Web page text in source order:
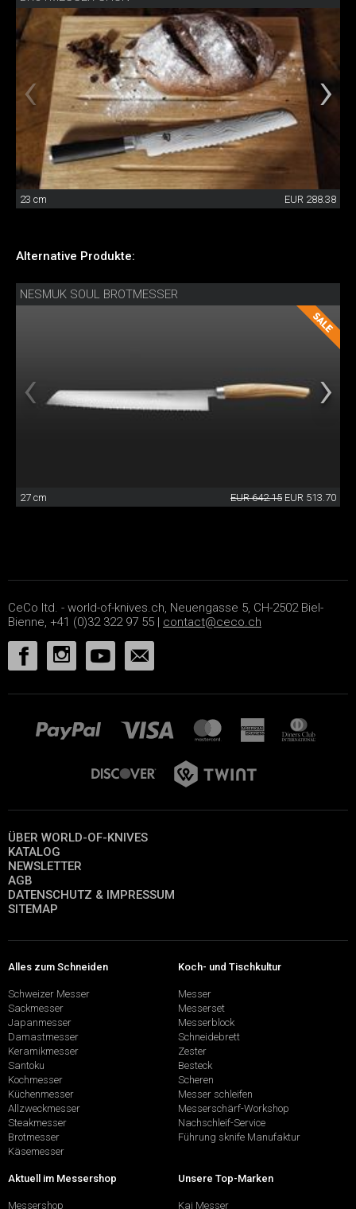
23 cm EUR 288.38
Alternative Produkte:
NESMUK SOUL BROTMESSER
27 cm EUR 642.15 EUR 513.70
CeCo ltd. - world-of-knives.ch, Neuengasse 5, CH-2502 Biel-
Bienne, +41 (0)32 322 97 55 | contact@ceco.ch
ÜBER WORLD-OF-KNIVES
KATALOG
NEWSLETTER
AGB
DATENSCHUTZ & IMPRESSUM
SITEMAP
Alles zum Schneiden
Schweizer Messer
Sackmesser
Japanmesser
Damastmesser
Keramikmesser
Santoku
Kochmesser
Küchenmesser
Allzweckmesser
Steakmesser
Brotmesser
Käsemesser
Koch- und Tischkultur
Messer
Messerset
Messerblock
Schneidebrett
Zester
Besteck
Scheren
Messer schleifen
Messerschärf-Workshop
Nachschleif-Service
Führung sknife Manufaktur
Aktuell im Messershop
Messershop
Unsere Top-Marken
Kai Messer